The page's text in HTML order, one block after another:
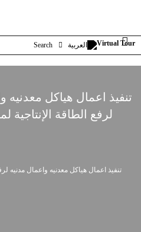
Search العربية
لرفع الطاقة